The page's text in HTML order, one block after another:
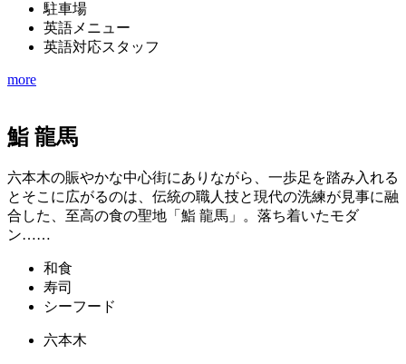
駐車場
英語メニュー
英語対応スタッフ
more
鮨 龍馬
六本木の賑やかな中心街にありながら、一歩足を踏み入れる
とそこに広がるのは、伝統の職人技と現代の洗練が見事に融
合した、至高の食の聖地「鮨 龍馬」。落ち着いたモダ
ン……
和食
寿司
シーフード
六本木